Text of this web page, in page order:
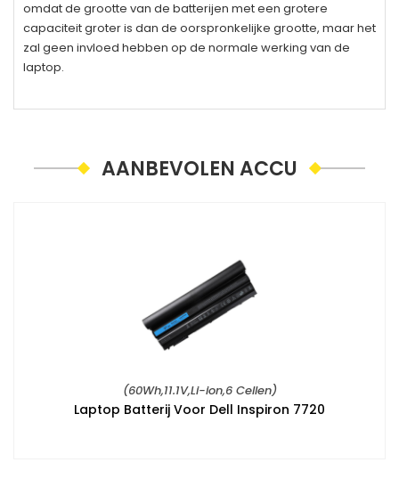
omdat de grootte van de batterijen met een grotere
capaciteit groter is dan de oorspronkelijke grootte, maar het
zal geen invloed hebben op de normale werking van de
laptop.
AANBEVOLEN ACCU
(60Wh,11.1V,Li-ion,6 Cellen)
Laptop Batterij Voor Dell Inspiron 7720